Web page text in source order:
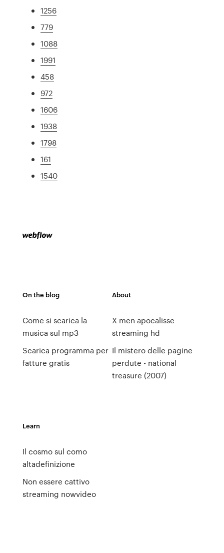
1256
779
1088
1991
458
972
1606
1938
1798
161
1540
On the blog
Come si scarica la
musica sul mp3
Scarica programma per
fatture gratis
About
X men apocalisse
streaming hd
Il mistero delle pagine
perdute - national
treasure (2007)
Learn
Il cosmo sul como
altadefinizione
Non essere cattivo
streaming nowvideo